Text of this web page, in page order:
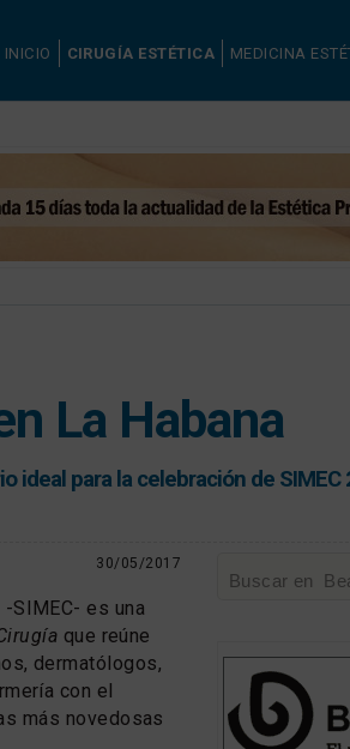
INICIO CIRUGÍA ESTÉTICA MEDICINA
La Habana
ideal para la celebración de SIMEC
30/05/2017
-SIMEC- es una
que reúne
dermatólogos,
con el
más novedosas